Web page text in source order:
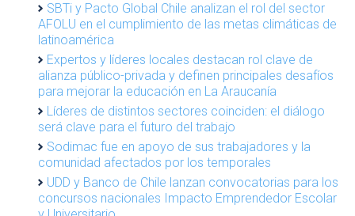
SBTi y Pacto Global Chile analizan el rol del sector
AFOLU en el cumplimiento de las metas climáticas de
latinoamérica
Expertos y líderes locales destacan rol clave de
alianza público-privada y definen principales desafíos
para mejorar la educación en La Araucanía
Líderes de distintos sectores coinciden: el diálogo
será clave para el futuro del trabajo
Sodimac fue en apoyo de sus trabajadores y la
comunidad afectados por los temporales
UDD y Banco de Chile lanzan convocatorias para los
concursos nacionales Impacto Emprendedor Escolar